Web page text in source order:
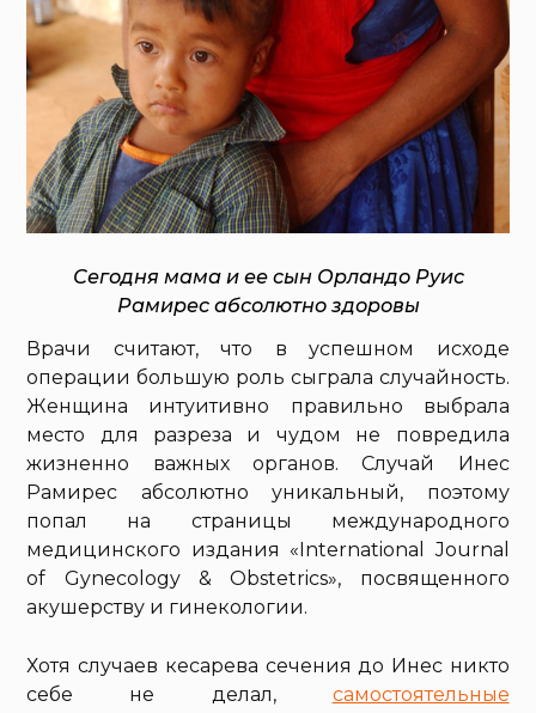
Сегодня мама и ее сын Орландо Руис
Рамирес абсолютно здоровы
Врачи считают, что в успешном исходе
операции большую роль сыграла случайность.
Женщина интуитивно правильно выбрала
место для разреза и чудом не повредила
жизненно важных органов. Случай Инес
Рамирес абсолютно уникальный, поэтому
попал на страницы международного
медицинского издания «International Journal
of Gynecology & Obstetrics», посвященного
акушерству и гинекологии.
Хотя случаев кесарева сечения до Инес никто
себе не делал, самостоятельные